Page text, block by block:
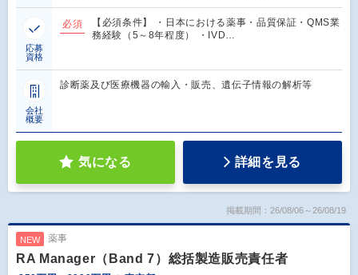
応募
資格
必須
【必須条件】 ・日本における薬事・品質保証・QMS業
務経験（5～8年程度） ・IVD…
会社
概要
診断薬及び医療機器の輸入・販売、遺伝子情報の解析等
気になる 詳細を見る
掲載期間：26/08/06～26/08/19
NEW 薬事
RA Manager（Band 7）総括製造販売責任者